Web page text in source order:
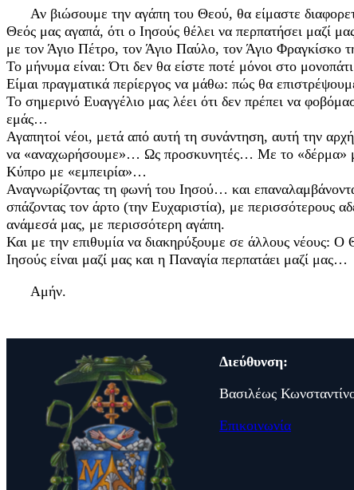
Αν βιώσουμε την αγάπη του Θεού, θα είμαστε
Θεός μας αγαπά, ότι ο Ιησούς θέλει να περπατήσει μαζί
με τον Άγιο Πέτρο, τον Άγιο Παύλο, τον Άγιο Φραγκίσκο
Το μήνυμα είναι: Ότι δεν θα είστε ποτέ μόνοι στο
Είμαι πραγματικά περίεργος να μάθω: πώς θα
Το σημερινό Ευαγγέλιο μας λέει ότι δεν πρέπει να
εμάς…
Αγαπητοί νέοι, μετά από αυτή τη συνάντηση, αυτή την
να «αναχωρήσουμε»… Ως προσκυνητές… Με το «δέρμα»
Κύπρο με «εμπειρία»…
Αναγνωρίζοντας τη φωνή του Ιησού… και
σπάζοντας τον άρτο (την Ευχαριστία), με περισσότερους
ανάμεσά μας, με περισσότερη αγάπη.
Και με την επιθυμία να διακηρύξουμε σε άλλους νέους: Ο
Ιησούς είναι μαζί μας και η Παναγία περπατάει μαζί μας…
Αμήν.
Διεύθυνση:
Βασιλέως
Επικοινωνία